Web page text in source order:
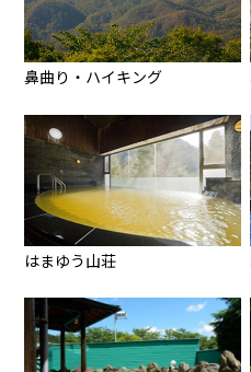
鼻曲り・ハイキング
はまゆう山荘